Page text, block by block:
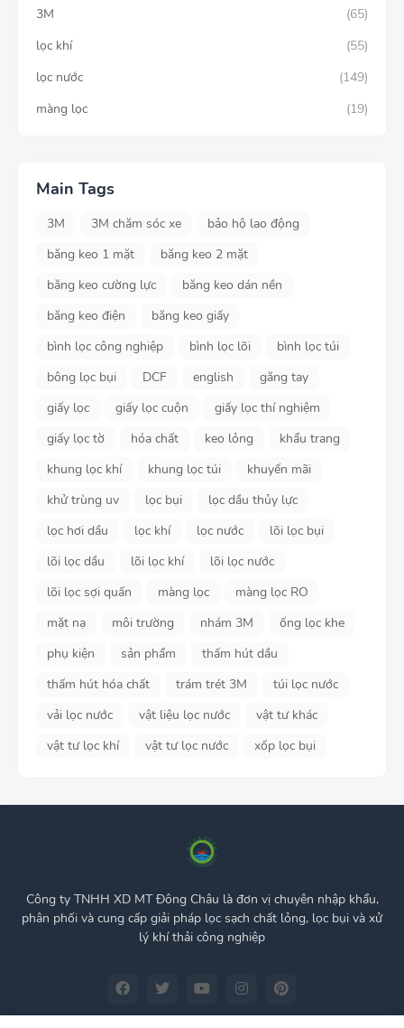
3M
(65)
lọc khí
(55)
lọc nước
(149)
màng lọc
(19)
Main Tags
3M 3M chăm sóc xe
bảo hộ lao động
băng keo 1 mặt
băng keo 2 mặt
băng keo cường lực
băng keo dán nền
băng keo điện
băng keo giấy
bình lọc công nghiệp
bình lọc lõi
bình lọc túi
bông lọc bụi
DCF english
găng tay
giấy lọc
giấy lọc cuộn
giấy lọc thí nghiệm
giấy lọc tờ
hóa chất keo lỏng
khẩu trang
khung lọc khí
khung lọc túi
khuyến mãi
khử trùng uv
lọc bụi
lọc dầu thủy lực
lọc hơi dầu
lọc khí lọc nước
lõi lọc bụi
lõi lọc dầu
lõi lọc khí
lõi lọc nước
lõi lọc sợi quấn
màng lọc
màng lọc RO
mặt nạ
môi trường nhám 3M
ống lọc khe
phụ kiện
sản phẩm
thấm hút dầu
thấm hút hóa chất
trám trét 3M
túi lọc nước
vải lọc nước
vật liệu lọc nước
vật tư khác
vật tư lọc khí
vật tư lọc nước xốp lọc bụi
Công ty TNHH XD MT Đông Châu là đơn vị chuyên nhập khẩu,
phân phối và cung cấp giải pháp lọc sạch chất lỏng, lọc bụi và xử
lý khí thải công nghiệp